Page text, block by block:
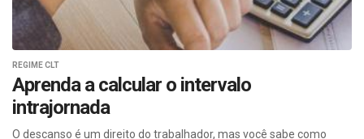
REGIME CLT
Aprenda a calcular o intervalo
intrajornada
O descanso é um direito do trabalhador, mas você sabe como